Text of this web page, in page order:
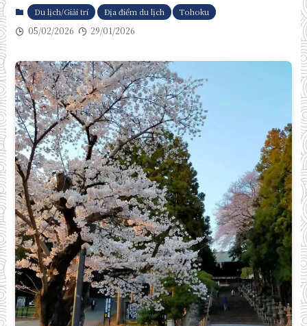
Du lịch/Giải trí Địa điểm du lịch Tohoku
05/02/2026 29/01/2026